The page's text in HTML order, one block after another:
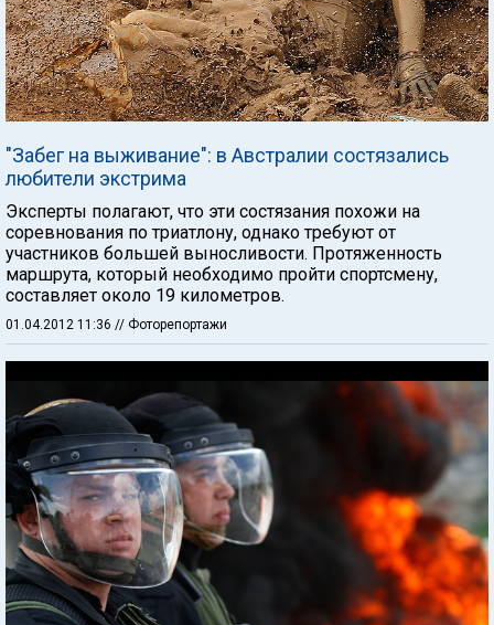
"Забег на выживание": в Австралии состязались
любители экстрима
Эксперты полагают, что эти состязания похожи на
соревнования по триатлону, однако требуют от
участников большей выносливости. Протяженность
маршрута, который необходимо пройти спортсмену,
составляет около 19 километров.
01.04.2012 11:36 // Фоторепортажи